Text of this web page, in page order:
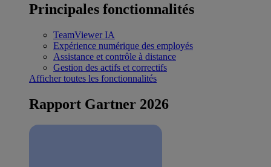
Principales fonctionnalités
TeamViewer IA
Expérience numérique des employés
Assistance et contrôle à distance
Gestion des actifs et correctifs
Afficher toutes les fonctionnalités
Rapport Gartner 2026